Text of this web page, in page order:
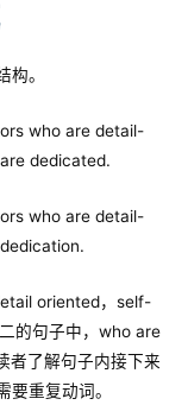
。
who are detail-
dedicated.
who are detail-
oriented，self-
的句子中，who are
者了解句子内接下来
重复动词。